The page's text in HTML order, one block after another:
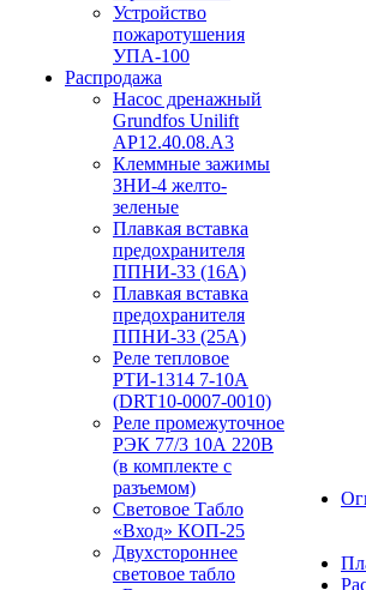
Устройство
пожаротушения
УПА-100
Распродажа
Насос дренажный
Grundfos Unilift
АP12.40.08.A3
Клеммные зажимы
ЗНИ-4 желто-
зеленые
Плавкая вставка
предохранителя
ППНИ-33 (16А)
Плавкая вставка
предохранителя
ППНИ-33 (25А)
Реле тепловое
РТИ-1314 7-10А
(DRT10-0007-0010)
Реле промежуточное
РЭК 77/3 10А 220В
(в комплекте с
разъемом)
Световое Табло
«Вход» КОП-25
Двухстороннее
световое табло